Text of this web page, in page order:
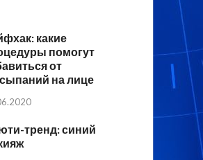
какие
помогут
от
на лице
тренд: синий